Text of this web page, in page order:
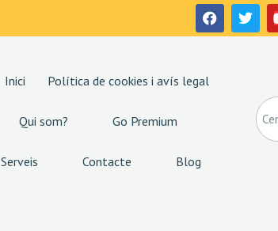
Inici Política de cookies i avís legal
Qui som? Go Premium
Serveis Contacte Blog